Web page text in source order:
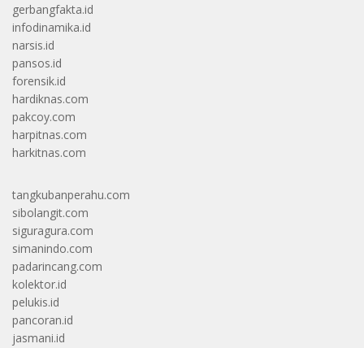
gerbangfakta.id
infodinamika.id
narsis.id
pansos.id
forensik.id
hardiknas.com
pakcoy.com
harpitnas.com
harkitnas.com
tangkubanperahu.com
sibolangit.com
siguragura.com
simanindo.com
padarincang.com
kolektor.id
pelukis.id
pancoran.id
jasmani.id